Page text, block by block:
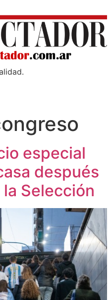
especial
después
Selección